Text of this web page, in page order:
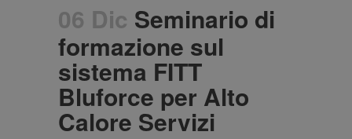
06 Dic Seminario di
formazione sul
sistema FITT
Bluforce per Alto
Calore Servizi